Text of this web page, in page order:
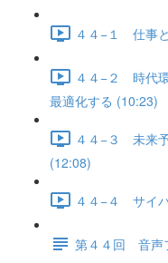
４４−１ 仕事
４４−２ 時代
最適化する (10:23)
４４−３ 未来
(12:08)
４４−４ サイ
第４４回 音声